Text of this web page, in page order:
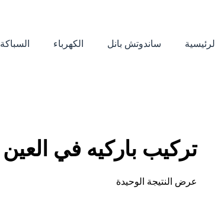
الرئيسية ساندوتش بانل الكهرباء السباكة
تركيب باركيه في العين
عرض النتيجة الوحيدة